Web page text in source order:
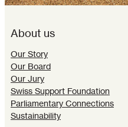
About us
Our Story
Our Board
Our Jury
Swiss Support Foundation
Parliamentary Connections
Sustainability